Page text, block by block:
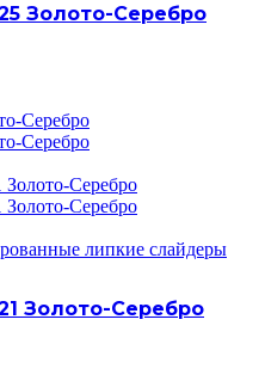
Золото-Серебро
липкие слайдеры
Золото-Серебро